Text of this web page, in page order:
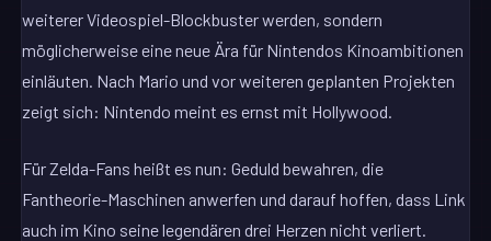
weiterer Videospiel-Blockbuster werden, sondern
möglicherweise eine neue Ära für Nintendos Kinoambitionen
einläuten. Nach Mario und vor weiteren geplanten Projekten
zeigt sich: Nintendo meint es ernst mit Hollywood.
Für Zelda-Fans heißt es nun: Geduld bewahren, die
Fantheorie-Maschinen anwerfen und darauf hoffen, dass Link
auch im Kino seine legendären drei Herzen nicht verliert.